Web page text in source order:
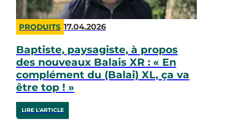
PRODUITS 17.04.2026
Baptiste, paysagiste, à propos
des nouveaux Balais XR : « En
complément du (Balai) XL, ça va
être top ! »
LIRE L'ARTICLE